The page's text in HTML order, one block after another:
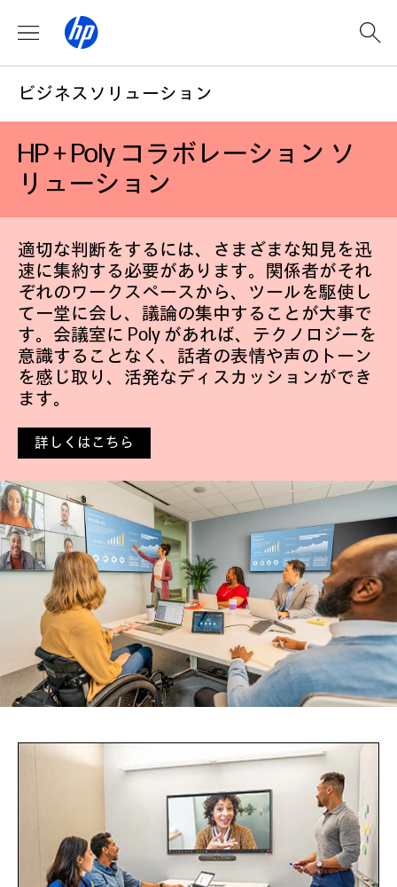
ビジネスソリューション
HP + Poly コラボレーション ソ
リューション
適切な判断をするには、さまざまな知見を迅
速に集約する必要があります。関係者がそれ
ぞれのワークスペースから、ツールを駆使し
て一堂に会し、議論の集中することが大事で
す。会議室に Poly があれば、テクノロジーを
意識することなく、話者の表情や声のトーン
を感じ取り、活発なディスカッションができ
ます。
詳しくはこちら